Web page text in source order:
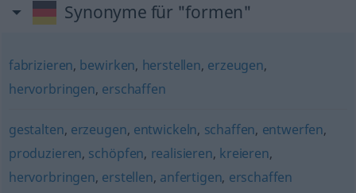
Synonyme für "formen"
fabrizieren, bewirken, herstellen, erzeugen,
hervorbringen, erschaffen
gestalten, erzeugen, entwickeln, schaffen, entwerfen,
produzieren, schöpfen, realisieren, kreieren,
hervorbringen, erstellen, anfertigen, erschaffen